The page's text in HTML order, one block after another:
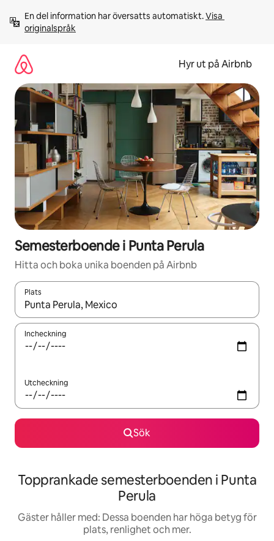
innehåll
En del information har översatts automatiskt. Visa
originalspråk
Hyr ut på Airbnb
Semesterboende i Punta Perula
Hitta och boka unika boenden på Airbnb
Plats
När resultaten är tillgängliga kan du navigera med upp- och
Incheckning
Utcheckning
Sök
Topprankade semesterboenden i Punta
Perula
Gäster håller med: Dessa boenden har höga betyg för
plats, renlighet och mer.